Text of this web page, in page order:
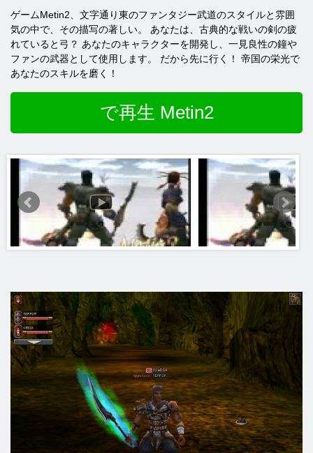
ゲームMetin2、文字通り東のファンタジー武道のスタイルと雰囲
気の中で、その描写の著しい。 あなたは、古典的な戦いの剣の疲
れていると弓？ あなたのキャラクターを開発し、一見良性の鐘や
ファンの武器として使用します。 だから先に行く！ 帝国の栄光で
あなたのスキルを磨く！
で再生 Metin2